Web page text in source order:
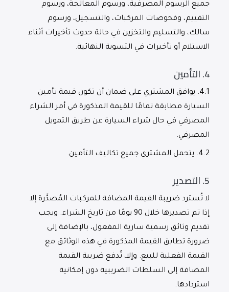
جميع الرسوم المصرفية، ورسوم المعالجة، ورسوم
التقييم، وفحوصات المركبات، والتسجيل، ورسوم
سالك، والتسليم والتخزين في حالة حدوث تأخيرات أثناء
الاستلام أو تأخيرات في التسوية النهائية.
4. التأمين
4.1.
يوافق المشتري على ضمان أن تكون قيمة تأمين
السيارة مطابقة تمامًا للقيمة المذكورة في أمر الشراء
المصرفي في حال شراء السيارة عن طريق التمويل
المصرفي.
4.2. يتحمل المشتري جميع تكاليف التأمين.
5. التصدير
لا تُسترد ضريبة القيمة المضافة للمركبات المُصدَّرة إلا
إذا تم تصديرها خلال 90 يومًا من تاريخ الشراء. ويجب
تقديم وثائق رسمية سارية المفعول، بالإضافة إلى
ضرورة تطابق القيمة المذكورة في هذه الوثائق مع
القيمة الفعلية للبيع. وإلا، تُدفع ضريبة القيمة
المضافة إلى السلطات الضريبية دون إمكانية
استردادها.